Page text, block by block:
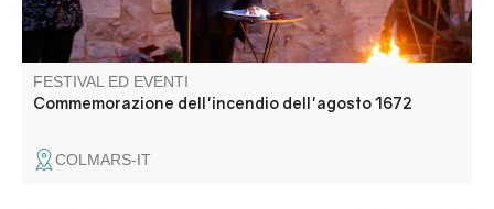
FESTIVAL ED EVENTI
Commemorazione dell'incendio dell'agosto 1672
COLMARS-IT